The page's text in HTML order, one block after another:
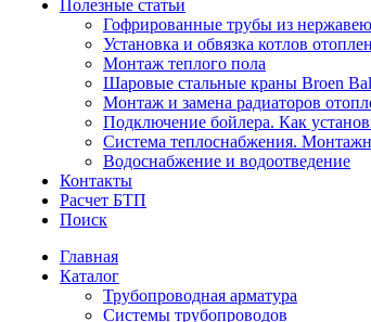
Полезные статьи
Гофрированные трубы из
Установка и обвязка котлов
Монтаж теплого пола
Шаровые стальные краны Broen
Монтаж и замена радиаторов
Подключение бойлера. Как
Система теплоснабжения.
Водоснабжение и водоотведение
Контакты
Расчет БТП
Поиск
Главная
Каталог
Трубопроводная арматура
Системы трубопроводов